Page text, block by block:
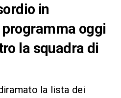
in
oggi
la squadra di
la lista dei